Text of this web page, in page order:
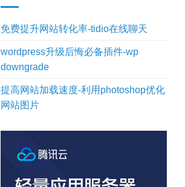
免费提升网站转化率-tidio在线聊天
wordpress升级后悔必备插件-wp
downgrade
提高网站加载速度-利用photoshop优化
网站图片